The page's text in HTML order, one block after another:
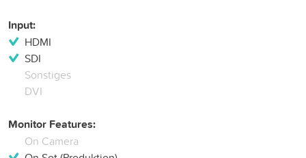
Input:
HDMI
SDI
Sonstiges
DVI
Monitor Features:
On Camera